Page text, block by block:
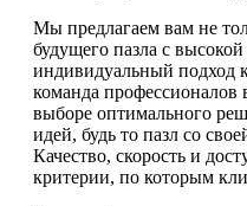
Мы предлагаем вам не
будущего пазла с
индивидуальный подход
команда профессионалов
выборе оптимального
идей, будь то пазл со
Качество, скорость и
критерии, по которым